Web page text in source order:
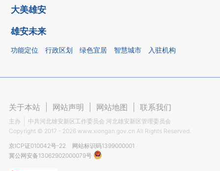
大美雄安
雄安未来
功能定位 行政区划 绿色宜居 智慧城市 入驻机构
关于本站 网站声明 网站地图 联系我们
主办
中共河北雄安新区工作委员会 河北雄安新区管理委员会
Copyright © 2017 - 2026 www.xiongan.gov.cn All Rights Reserved.
京ICP证010042号-22
网站标识码1399000001
冀公网安备13062902000079号